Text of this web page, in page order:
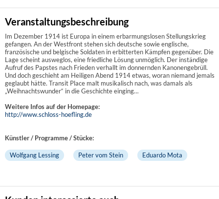
Veranstaltungsbeschreibung
Im Dezember 1914 ist Europa in einem erbarmungslosen Stellungskrieg
gefangen. An der Westfront stehen sich deutsche sowie englische,
französische und belgische Soldaten in erbitterten Kämpfen gegenüber. Die
Lage scheint ausweglos, eine friedliche Lösung unmöglich. Der inständige
Aufruf des Papstes nach Frieden verhallt im donnernden Kanonengebrüll.
Und doch geschieht am Heiligen Abend 1914 etwas, woran niemand jemals
geglaubt hätte. Transit Place malt musikalisch nach, was damals als
„Weihnachtswunder“ in die Geschichte einging…
Weitere Infos auf der Homepage:
http://www.schloss-hoefling.de
Künstler / Programme / Stücke:
Wolfgang Lessing Peter vom Stein Eduardo Mota